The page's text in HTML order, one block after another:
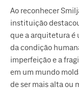
Ao reconhecer
instituição
que a arquitetura é
da condição
imperfeição e a
em um mundo
de ser mais alta ou